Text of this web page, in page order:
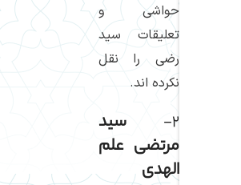
حواشی و
تعلیقات سید
رضی را نقل
نكرده اند.
۲-
سید
مرتضی علم
الهدی